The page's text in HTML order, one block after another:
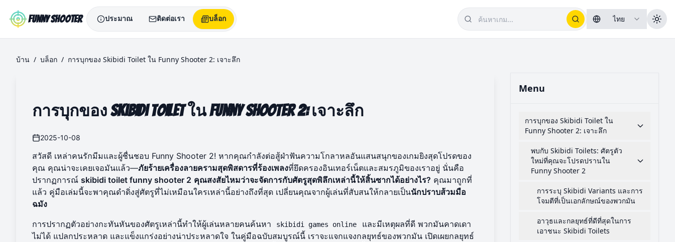
Funny Shooter
ประมาณ ติดต่อเรา บล็อก ไทย
บ้าน / บล็อก / การบุกของ Skibidi Toilet ใน Funny Shooter 2: เจาะลึก
การบุกของ Skibidi Toilet ใน Funny Shooter 2: เจาะลึก
2025-10-08
สวัสดี เหล่าคนรักมีมและผู้ชื่นชอบ Funny Shooter 2! หากคุณกำลังต่อสู้ฝ่าฟันความโกลาหลอันแสนสนุกของเกมยิงสุดโปรดของ
คุณ คุณน่าจะเคยเจอมันแล้ว—ภัยร้ายเครื่องลายครามสุดพิสดารที่ร้องเพลงที่ยึดครองอินเทอร์เน็ตและสมรภูมิของเราอยู่ นั่นคือ
ปรากฏการณ์ skibidi toilet funny shooter 2 คุณสงสัยไหมว่าจะจัดการกับศัตรูสุดพิลึกเหล่านี้ให้สิ้นซากได้อย่างไร? คุณมาถูกที่
แล้ว คู่มือเล่มนี้จะพาคุณดำดิ่งสู่ศัตรูที่ไม่เหมือนใครเหล่านี้อย่างถึงที่สุด เปลี่ยนคุณจากผู้เล่นที่สับสนให้กลายเป็นนักปราบส้วมมือ
ฉมัง
การปรากฏตัวอย่างกะทันหันของศัตรูเหล่านี้ทำให้ผู้เล่นหลายคนค้นหา
skibidi games online
และมีเหตุผลที่ดี พวกมันคาดเดา
ไม่ได้ แปลกประหลาด และแข็งแกร่งอย่างน่าประหลาดใจ ในคู่มือฉบับสมบูรณ์นี้ เราจะแจกแจงกลยุทธ์ของพวกมัน เปิดเผยกลยุทธ์
Menu
การบุกของ Skibidi Toilet ใน
Funny Shooter 2: เจาะลึก
พบกับ Skibidi Toilets: ศัตรูตัว
ใหม่ที่คุณจะโปรดปรานใน
Funny Shooter 2
การระบุ Skibidi Variants และการ
โจมตีที่เป็นเอกลักษณ์ของพวกมัน
อาวุธและกลยุทธ์ที่ดีที่สุดในการ
เอาชนะ Skibidi Toilets